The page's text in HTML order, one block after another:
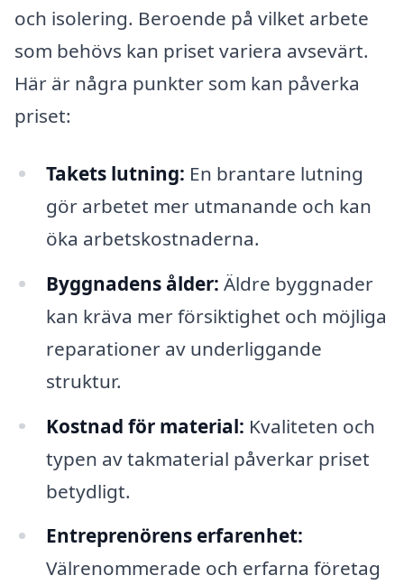
och isolering. Beroende på vilket arbete
som behövs kan priset variera avsevärt.
Här är några punkter som kan påverka
priset:
Takets lutning: En brantare lutning
gör arbetet mer utmanande och kan
öka arbetskostnaderna.
Byggnadens ålder: Äldre byggnader
kan kräva mer försiktighet och möjliga
reparationer av underliggande
struktur.
Kostnad för material: Kvaliteten och
typen av takmaterial påverkar priset
betydligt.
Entreprenörens erfarenhet:
Välrenommerade och erfarna företag